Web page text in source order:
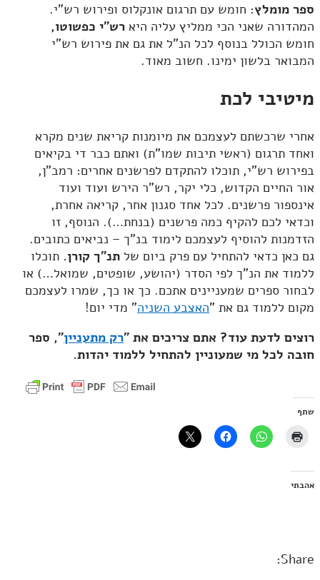
ספר מומלץ: חומש עם תרגום אונקלוס ופירוש רש"י.
המהדורה שאני הכי ממליץ עליה היא רש"י כפשוטו,
חומש הכולל בנוסף לכל הנ"ל את גם את פירוש רש"י
המבואר בלשון ימינו. חשוב מאוד.
מיטיבי לכת
אחרי שרכשתם לעצמכם את מיומנות קריאת שנים מקרא
ואחד תרגום (ראשי תיבות שמו"ת) ואתם כבר די בקיאים
בפירוש רש"י, תוכלו להתקדם לפרשנים אחרים: רמב"ן,
אור החיים הקדוש, כלי יקר, רש"ר הירש ועוד ועוד
אינספור פרשנים. לכל אחד סגנון אחר, קריאה אחרת,
וכדאי לכם להקיף כמה פרשנים (בנחת…). הנוסף, זו
הזדמנות להוסיף לעצמכם לימוד בנ"ך – נביאים כתובים.
גם כאן כדאי להתחיל עם פרק ביום של תנ"ך קורן. תוכלו
ללמוד את הנ"ך לפי הסדר (יהושע, שופטים, שמואל…) או
לבחור ספרים שמעניינים אתכם. כך או כך, שמרו לעצמכם
מקום ללמוד גם את "האצבע השניה" מדי יום!
רוצים לדעת עוד? אתם צריכים את "רק מתעניין", ספר
חובה לכל מי שמעוניין להתחיל ללמוד יהדות.
שתף
אהבתי
Share: